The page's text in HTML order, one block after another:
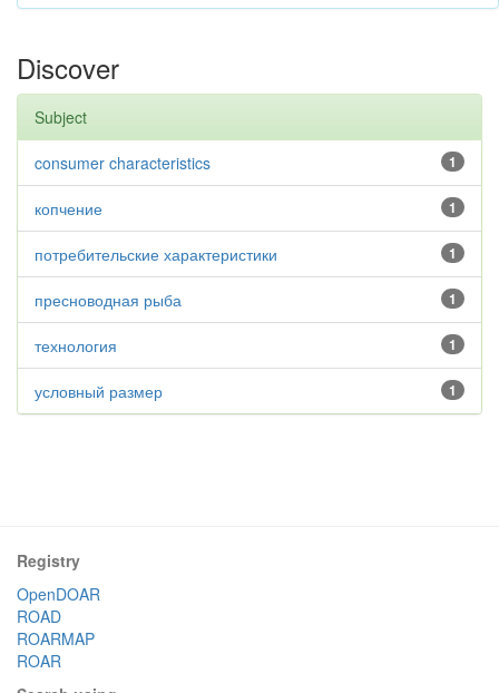
Discover
Subject
1
consumer characteristics
1
копчение
1
потребительские характеристики
1
пресноводная рыба
1
технология
1
условный размер
Registry
OpenDOAR
ROAD
ROARMAP
ROAR